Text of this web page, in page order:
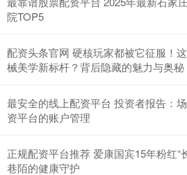
院TOP5
配资头条官网 硬核玩家都被它征服！
械美学新标杆？背后隐藏的魅力与奥秘
最安全的线上配资平台 投资者报告：
资平台的账户管理
正规配资平台推荐 爱康国宾15年粉红“
巷陌的健康守护